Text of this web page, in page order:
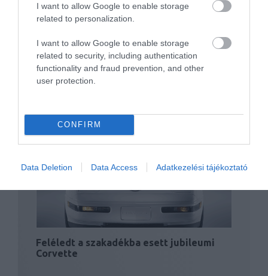
I want to allow Google to enable storage
related to personalization.
I want to allow Google to enable storage
related to security, including authentication
functionality and fraud prevention, and other
user protection.
CONFIRM
Data Deletion Data Access Adatkezelési tájékoztató
Középmotoros az új Corvette
Most már tényleg elkészül az új Corvette
Feléledt a szakadékba esett jubileumi
Corvette